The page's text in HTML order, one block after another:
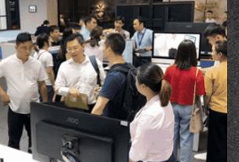
。ISE不仅吸引大量观众入场参观，观众的专业程
获得成功的主要原因。事实